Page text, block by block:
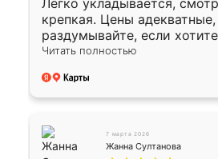
крепкая. Цены
раздумывайте, если
двор!
Читать полностью
7 марта 2026
Жанна Султанова